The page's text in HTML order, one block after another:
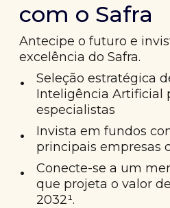
com o Safra
Antecipe o futuro e
excelência do Safra.
•
Seleção estratégica
Inteligência Artificial
especialistas
•
Invista em fundos
principais empresas
•
Conecte-se a um
que projeta o valor
2032¹.